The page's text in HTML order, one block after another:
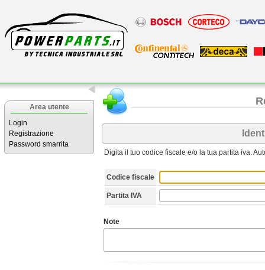
Area utente
Login
Registrazione
Password smarrita
Digita il tuo codice fiscale e/o la tua partita iva.
Codice fiscale
Partita IVA
Note